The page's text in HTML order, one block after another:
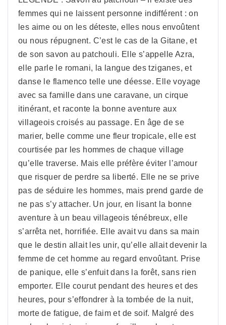
femmes qui ne laissent personne indifférent : on
les aime ou on les déteste, elles nous envoûtent
ou nous répugnent. C’est le cas de la Gitane, et
de son savon au patchouli. Elle s’appelle Azra,
elle parle le romani, la langue des tziganes, et
danse le flamenco telle une déesse. Elle voyage
avec sa famille dans une caravane, un cirque
itinérant, et raconte la bonne aventure aux
villageois croisés au passage. En âge de se
marier, belle comme une fleur tropicale, elle est
courtisée par les hommes de chaque village
qu’elle traverse. Mais elle préfère éviter l’amour
que risquer de perdre sa liberté. Elle ne se prive
pas de séduire les hommes, mais prend garde de
ne pas s’y attacher. Un jour, en lisant la bonne
aventure à un beau villageois ténébreux, elle
s’arrêta net, horrifiée. Elle avait vu dans sa main
que le destin allait les unir, qu’elle allait devenir la
femme de cet homme au regard envoûtant. Prise
de panique, elle s’enfuit dans la forêt, sans rien
emporter. Elle courut pendant des heures et des
heures, pour s’effondrer à la tombée de la nuit,
morte de fatigue, de faim et de soif. Malgré des